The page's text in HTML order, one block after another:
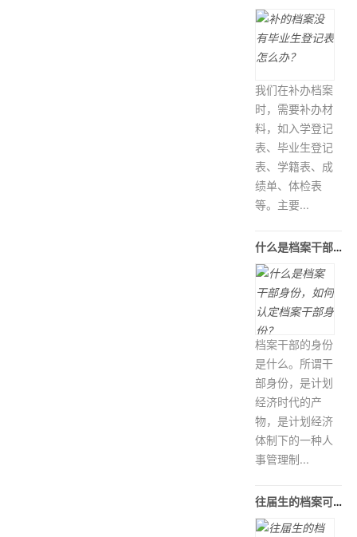
我们在补办档案
时，需要补办材
料，如入学登记
表、毕业生登记
表、学籍表、成
绩单、体检表
等。主要...
什么是档案干部身份，如何认定档案干
档案干部的身份
是什么。所谓干
部身份，是计划
经济时代的产
物，是计划经济
体制下的一种人
事管理制...
往届生的档案可以在哪里查询到吗